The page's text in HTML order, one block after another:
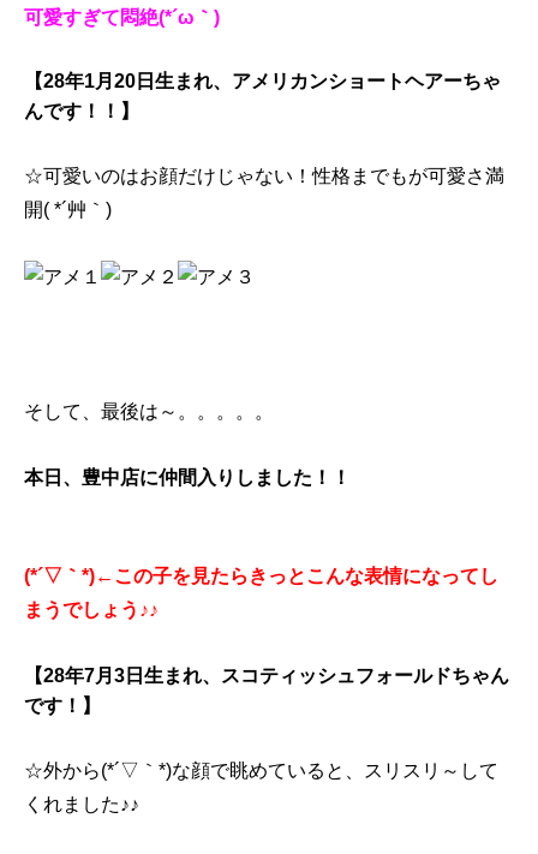
可愛すぎて悶絶(*´ω｀)
【28年1月20日生まれ、アメリカンショートヘアーちゃ
んです！！】
☆可愛いのはお顔だけじゃない！性格までもが可愛さ満
開( *´艸｀)
そして、最後は～。。。。。
本日、豊中店に仲間入りしました！！
(*´▽｀*)←この子を見たらきっとこんな表情になってし
まうでしょう♪♪
【28年7月3日生まれ、スコティッシュフォールドちゃん
です！】
☆外から(*´▽｀*)な顔で眺めていると、スリスリ～して
くれました♪♪